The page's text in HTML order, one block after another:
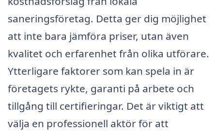
saneringsföretag. Detta ger dig möjlighet
att inte bara jämföra priser, utan även
kvalitet och erfarenhet från olika utförare.
Ytterligare faktorer som kan spela in är
företagets rykte, garanti på arbete och
tillgång till certifieringar. Det är viktigt att
välja en professionell aktör för att